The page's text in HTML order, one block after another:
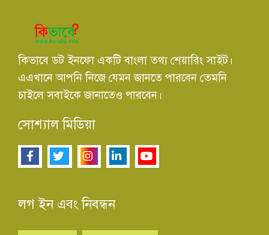
কিভাবে ডট ইনফো একটি বাংলা তথ্য শেয়ারিং সাইট।
এএখানে আপনি নিজে যেমন জানতে পারবেন তেমনি
চাইলে সবাইকে জানাতেও পারবেন।
সোশ্যাল মিডিয়া
লগ ইন এবং নিবন্ধন